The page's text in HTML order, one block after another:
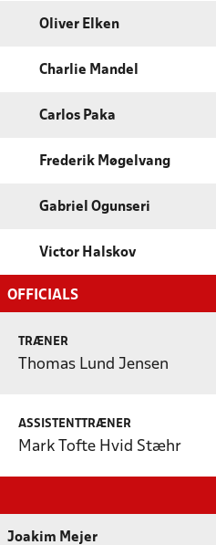
Oliver Elken
Charlie Mandel
Carlos Paka
Frederik Møgelvang
Gabriel Ogunseri
Victor Halskov
OFFICIALS
TRÆNER
Thomas Lund Jensen
ASSISTENTTRÆNER
Mark Tofte Hvid Stæhr
Joakim Mejer